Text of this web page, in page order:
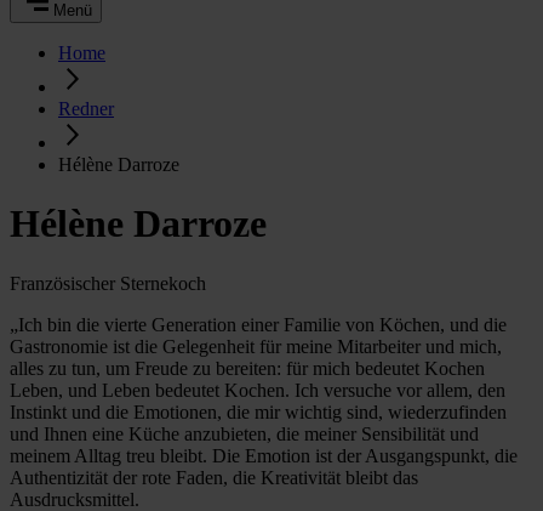
Menü
Home
Redner
Hélène Darroze
Hélène Darroze
Französischer Sternekoch
„Ich bin die vierte Generation einer Familie von Köchen, und die
Gastronomie ist die Gelegenheit für meine Mitarbeiter und mich,
alles zu tun, um Freude zu bereiten: für mich bedeutet Kochen
Leben, und Leben bedeutet Kochen. Ich versuche vor allem, den
Instinkt und die Emotionen, die mir wichtig sind, wiederzufinden
und Ihnen eine Küche anzubieten, die meiner Sensibilität und
meinem Alltag treu bleibt. Die Emotion ist der Ausgangspunkt, die
Authentizität der rote Faden, die Kreativität bleibt das
Ausdrucksmittel.